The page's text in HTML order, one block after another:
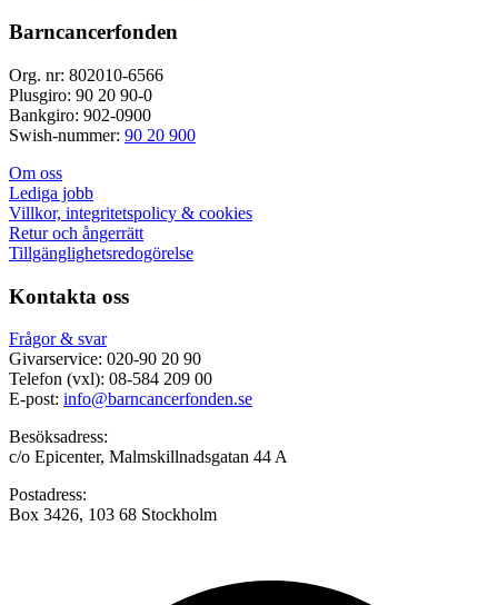
Barncancerfonden
Org. nr: 802010-6566
Plusgiro: 90 20 90-0
Bankgiro: 902-0900
Swish-nummer: 90 20 900
Om oss
Lediga jobb
Villkor, integritetspolicy & cookies
Retur och ångerrätt
Tillgänglighetsredogörelse
Kontakta oss
Frågor & svar
Givarservice: 020-90 20 90
Telefon (vxl): 08-584 209 00
E-post: info@barncancerfonden.se
Besöksadress:
c/o Epicenter, Malmskillnadsgatan 44 A
Postadress:
Box 3426, 103 68 Stockholm